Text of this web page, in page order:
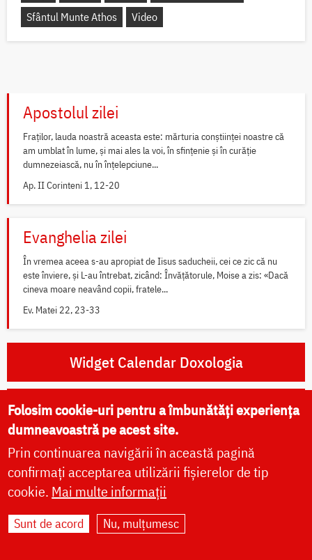
Sfântul Munte Athos
Video
Apostolul zilei
Fraților, lauda noastră aceasta este: mărturia conștiinței noastre că
am umblat în lume, și mai ales la voi, în sfințenie și în curăție
dumnezeiască, nu în înțelepciune...
Ap. II Corinteni 1, 12-20
Evanghelia zilei
În vremea aceea s-au apropiat de Iisus saducheii, cei ce zic că nu
este înviere, și L-au întrebat, zicând: Învățătorule, Moise a zis: «Dacă
cineva moare neavând copii, fratele...
Ev. Matei 22, 23-33
Widget Calendar Doxologia
Widget Rugăciuni Doxologia
Rugăciuni zilnice
Rugăciunile dimineții
Folosim cookie-uri pentru a îmbunătăți experiența
dumneavoastră pe acest site.
Prin continuarea navigării în această pagină
confirmați acceptarea utilizării fișierelor de tip
cookie. Mai multe informații
Sunt de acord Nu, mulțumesc